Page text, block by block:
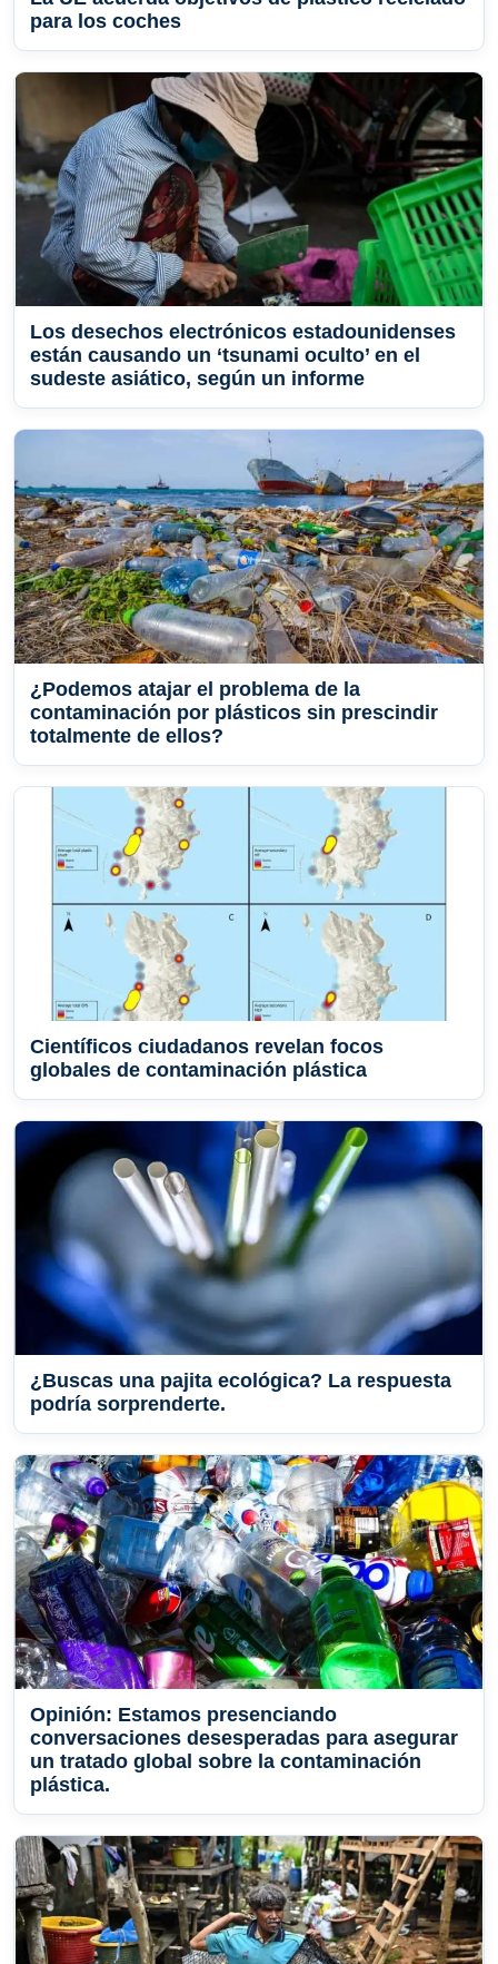
para los coches
Los desechos electrónicos estadounidenses
están causando un ‘tsunami oculto’ en el
sudeste asiático, según un informe
¿Podemos atajar el problema de la
contaminación por plásticos sin prescindir
totalmente de ellos?
Científicos ciudadanos revelan focos
globales de contaminación plástica
¿Buscas una pajita ecológica? La respuesta
podría sorprenderte.
Opinión: Estamos presenciando
conversaciones desesperadas para asegurar
un tratado global sobre la contaminación
plástica.